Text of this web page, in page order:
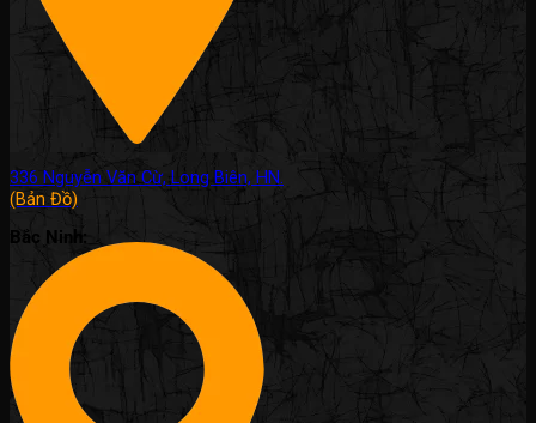
336 Nguyễn Văn Cừ, Long Biên, HN.
(Bản Đồ)
Bắc Ninh: